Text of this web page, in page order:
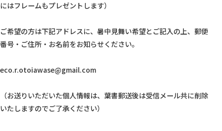
にはフレームもプレゼントします）
ご希望の方は下記アドレスに、暑中見舞い希望とご記入の上、郵便
番号・ご住所・お名前をお知らせください。
eco.r.otoiawase@gmail.com
（お送りいただいた個人情報は、葉書郵送後は受信メール共に削除
いたしますのでご了承ください）